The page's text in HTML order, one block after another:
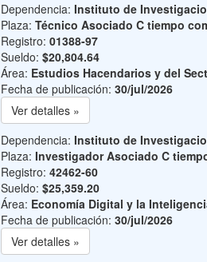
Dependencia: Instituto de
Plaza: Técnico Asociado C tiempo
Registro: 01388-97
Sueldo: $20,804.64
Área: Estudios Hacendarios y del
Fecha de publicación: 30/jul/2026
Ver detalles »
Dependencia: Instituto de
Plaza: Investigador Asociado C
Registro: 42462-60
Sueldo: $25,359.20
Área: Economía Digital y la
Fecha de publicación: 30/jul/2026
Ver detalles »